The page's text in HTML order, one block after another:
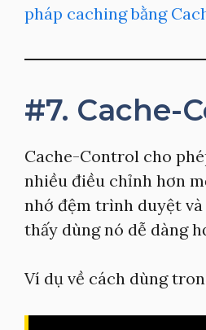
pháp caching bằng
#7. Cache-
Cache-Control cho
nhiều điều chỉnh hơn
nhớ đệm trình duyệt
thấy dùng nó dễ dàng
Ví dụ về cách dùng